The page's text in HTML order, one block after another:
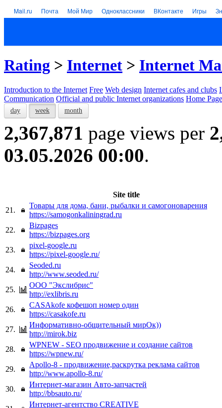
Mail.ru Почта Мой Мир Одноклассники ВКонтакте Игры
Rating > Internet > Internet
Introduction to the Internet Free Web design Internet cafes and clubs
Communication Official and public Internet organizations Home
day week month
2,367,871 page views per
03.05.2026 00:00.
Site title
21.
Товары для дома, бани, рыбалки и самогоноварения
https://samogonkaliningrad.ru
22.
Bizpages
https://bizpages.org
23.
pixel-google.ru
https://pixel-google.ru/
24.
Seoded.ru
http://www.seoded.ru/
25.
ООО "Экслибрис"
http://exlibris.ru
26.
CASAkofe кофешоп номер один
https://casakofe.ru
27.
Информативно-общительный мирОк))
http://mirok.biz
28.
WPNEW - SEO продвижение и создание сайтов
https://wpnew.ru/
29.
Apollo-8 - продвижение,раскрутка реклама сайтов
http://www.apollo-8.ru/
30.
Интернет-магазин Авто-запчастей
http://bbsauto.ru/
Интернет-агентство CREATIVE